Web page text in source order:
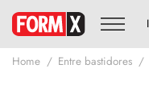
Home Entre bastidores